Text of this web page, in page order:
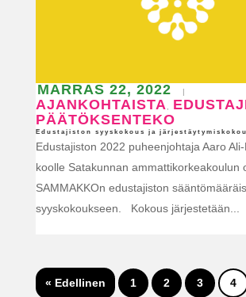
Edustajiston syyskokous ja
MARRAS 22, 2022
AJANKOHTAISTA,
PÄÄTÖKSENTEKO
Edustajiston 2022 puheenjohtaja Aaro
koolle Satakunnan ammattikorkeakoulun
SAMMAKKOn edustajiston
syyskokoukseen. Kokous järjestetään...
« Edellinen 1 2 3 4